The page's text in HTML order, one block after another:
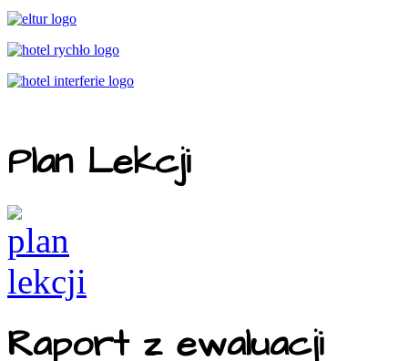
Plan Lekcji
Raport z ewaluacji